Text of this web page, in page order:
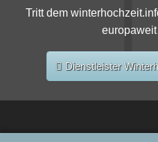
Tritt dem
Dienstleister